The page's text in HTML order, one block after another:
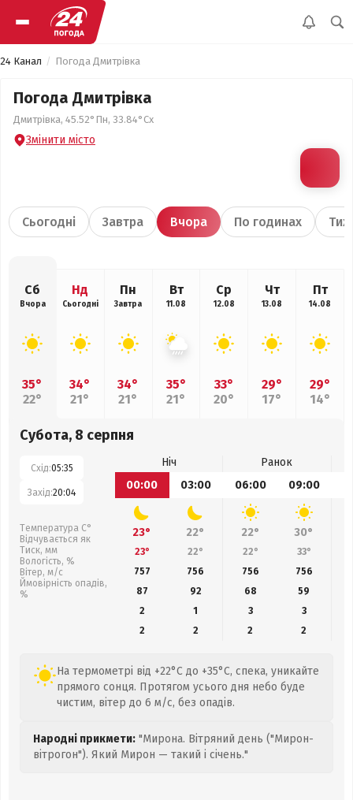
24 Канал Погода Дмитрівка
Погода Дмитрівка
Дмитрівка, 45.52°Пн, 33.84°Сх
Змінити місто
Сьогодні Завтра Вчора По годинах
Сб
Вчора
35°
22°
Нд
Сьогодні
34°
21°
Пн
Завтра
34°
21°
Вт
11.08
35°
21°
Ср
12.08
33°
20°
Чт
13.08
29°
17°
Пт
14.08
29°
14°
Субота, 8 серпня
Схід:05:35
Захід:20:04
Температура С°
Відчувається як
Тиск, мм
Вологість, %
Вітер, м/с
Ймовірність опадів,
%
Ніч
Ранок
00:00
03:00 06:00 09:00
23° 22° 22° 30°
23° 22° 22° 33°
757
756 756 756
87
92 68 59
2
1 3
3
2
2 2 2
На термометрі від +22°C до +35°C, спека, уникайте
прямого сонця. Протягом усього дня небо буде
чистим, вітер до 6 м/с, без опадів.
Народні прикмети: "Мирона. Вітряний день ("Мирон-
вітрогон"). Який Мирон — такий і січень."